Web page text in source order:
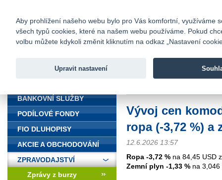
Fio banka
Fio banka
Vývoj cen
ropa (-3,72 %) a
12.6.2026 13:57
Ropa -3,72 % na 84,45 USD
Zemní plyn -1,33 % na 3,046
BANKOVNÍ SLUŽBY
PODÍLOVÉ FONDY
FIO DLUHOPISY
AKCIE A OBCHODOVÁNÍ
ZPRAVODAJSTVÍ
Zprávy z burzy
Aby prohlížení našeho webu bylo pro Vás komfortní, využíváme
všech typů cookies, které na našem webu používáme. Pokud
volbu můžete kdykoli změnit kliknutím na odkaz „Nastavení
Upravit nastavení